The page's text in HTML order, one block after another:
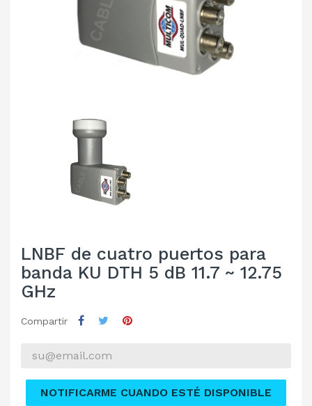
LNBF de cuatro puertos para
banda KU DTH 5 dB 11.7 ~ 12.75
GHz
Compartir
NOTIFICARME CUANDO ESTÉ DISPONIBLE